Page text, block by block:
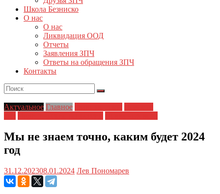
Школа Безниско
О нас
О нас
Ликвидация ООД
Отчеты
Заявления ЗПЧ
Ответы на обращения ЗПЧ
Контакты
Актуальное Главное
Мы не знаем точно, каким будет 2024
год
31.12.202308.01.2024 Лев Пономарев